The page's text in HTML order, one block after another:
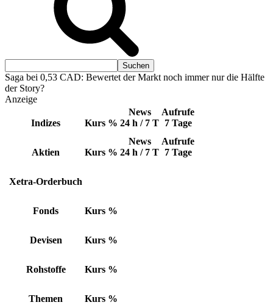
Saga bei 0,53 CAD: Bewertet der Markt noch immer nur die Hälfte
der Story?
Anzeige
Indizes Kurs %
News
24 h / 7 T
Aufrufe
7 Tage
Aktien Kurs %
News
24 h / 7 T
Aufrufe
7 Tage
Xetra-Orderbuch
Fonds Kurs %
Devisen Kurs %
Rohstoffe Kurs %
Themen Kurs %